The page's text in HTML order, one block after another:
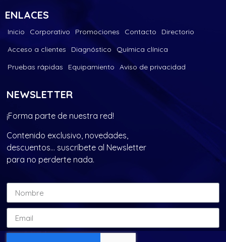
ENLACES
Inicio Corporativo Promociones Contacto
Directorio
Acceso a clientes
Diagnóstico
Química clínica
Pruebas rápidas
Equipamiento Aviso de privacidad
NEWSLETTER
¡Forma parte de nuestra red!
Contenido exclusivo, novedades,
descuentos… suscríbete al Newsletter
para no perderte nada.